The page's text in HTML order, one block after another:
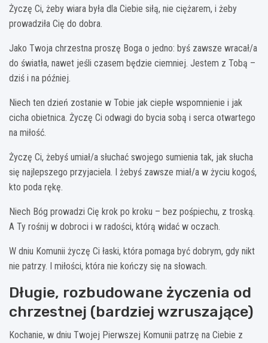
Życzę Ci, żeby wiara była dla Ciebie siłą, nie ciężarem, i żeby
prowadziła Cię do dobra.
Jako Twoja chrzestna proszę Boga o jedno: byś zawsze wracał/a
do światła, nawet jeśli czasem będzie ciemniej. Jestem z Tobą –
dziś i na później.
Niech ten dzień zostanie w Tobie jak ciepłe wspomnienie i jak
cicha obietnica. Życzę Ci odwagi do bycia sobą i serca otwartego
na miłość.
Życzę Ci, żebyś umiał/a słuchać swojego sumienia tak, jak słucha
się najlepszego przyjaciela. I żebyś zawsze miał/a w życiu kogoś,
kto poda rękę.
Niech Bóg prowadzi Cię krok po kroku – bez pośpiechu, z troską.
A Ty rośnij w dobroci i w radości, którą widać w oczach.
W dniu Komunii życzę Ci łaski, która pomaga być dobrym, gdy nikt
nie patrzy. I miłości, która nie kończy się na słowach.
Długie, rozbudowane życzenia od
chrzestnej (bardziej wzruszające)
Kochanie, w dniu Twojej Pierwszej Komunii patrzę na Ciebie z